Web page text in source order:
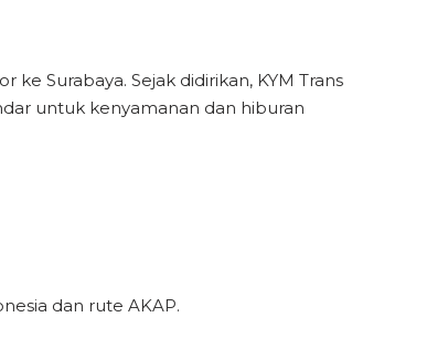
Surabaya. Sejak didirikan, KYM Trans
untuk kenyamanan dan hiburan
dan rute AKAP.